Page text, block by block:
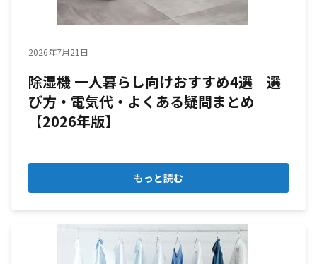
2026年7月21日
除湿機 一人暮らし向けおすすめ4選｜選
び方・電気代・よくある疑問まとめ
【2026年版】
もっと読む